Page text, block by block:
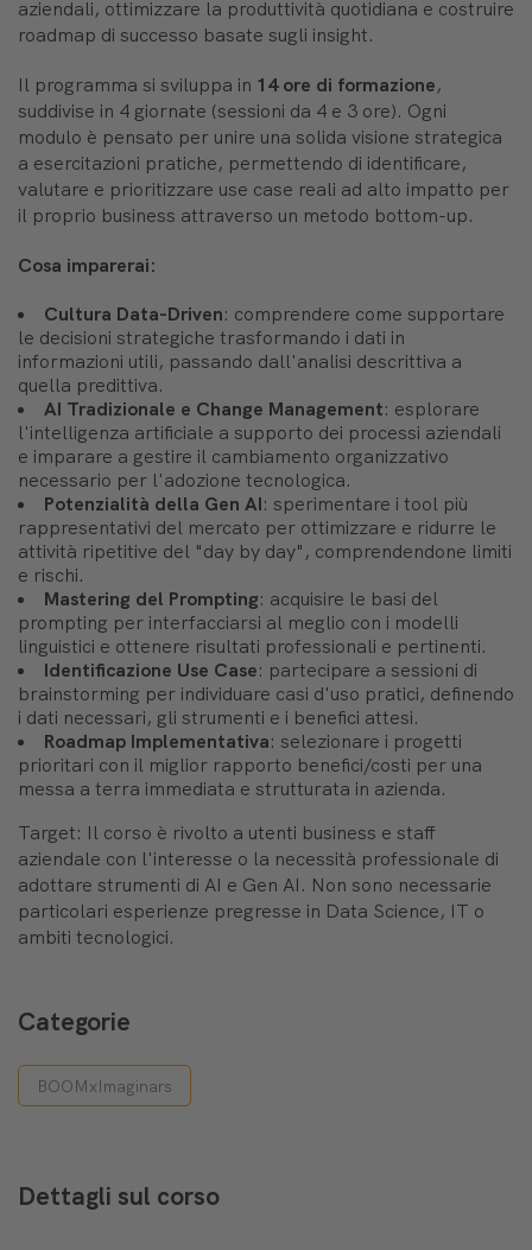
aziendali, ottimizzare la produttività quotidiana e costruire
roadmap di successo basate sugli insight.
Il programma si sviluppa in 14 ore di formazione,
suddivise in 4 giornate (sessioni da 4 e 3 ore). Ogni
modulo è pensato per unire una solida visione strategica
a esercitazioni pratiche, permettendo di identificare,
valutare e prioritizzare use case reali ad alto impatto per
il proprio business attraverso un metodo bottom-up.
Cosa imparerai:
Cultura Data-Driven: comprendere come supportare
le decisioni strategiche trasformando i dati in
informazioni utili, passando dall'analisi descrittiva a
quella predittiva.
AI Tradizionale e Change Management: esplorare
l'intelligenza artificiale a supporto dei processi aziendali
e imparare a gestire il cambiamento organizzativo
necessario per l'adozione tecnologica.
Potenzialità della Gen AI: sperimentare i tool più
rappresentativi del mercato per ottimizzare e ridurre le
attività ripetitive del "day by day", comprendendone limiti
e rischi.
Mastering del Prompting: acquisire le basi del
prompting per interfacciarsi al meglio con i modelli
linguistici e ottenere risultati professionali e pertinenti.
Identificazione Use Case: partecipare a sessioni di
brainstorming per individuare casi d'uso pratici, definendo
i dati necessari, gli strumenti e i benefici attesi.
Roadmap Implementativa: selezionare i progetti
prioritari con il miglior rapporto benefici/costi per una
messa a terra immediata e strutturata in azienda.
Target: Il corso è rivolto a utenti business e staff
aziendale con l'interesse o la necessità professionale di
adottare strumenti di AI e Gen AI. Non sono necessarie
particolari esperienze pregresse in Data Science, IT o
ambiti tecnologici.
Categorie
BOOMxImaginars
Dettagli sul corso